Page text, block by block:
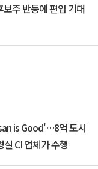
주 반등에 편입 기대
CI 업체가 수행